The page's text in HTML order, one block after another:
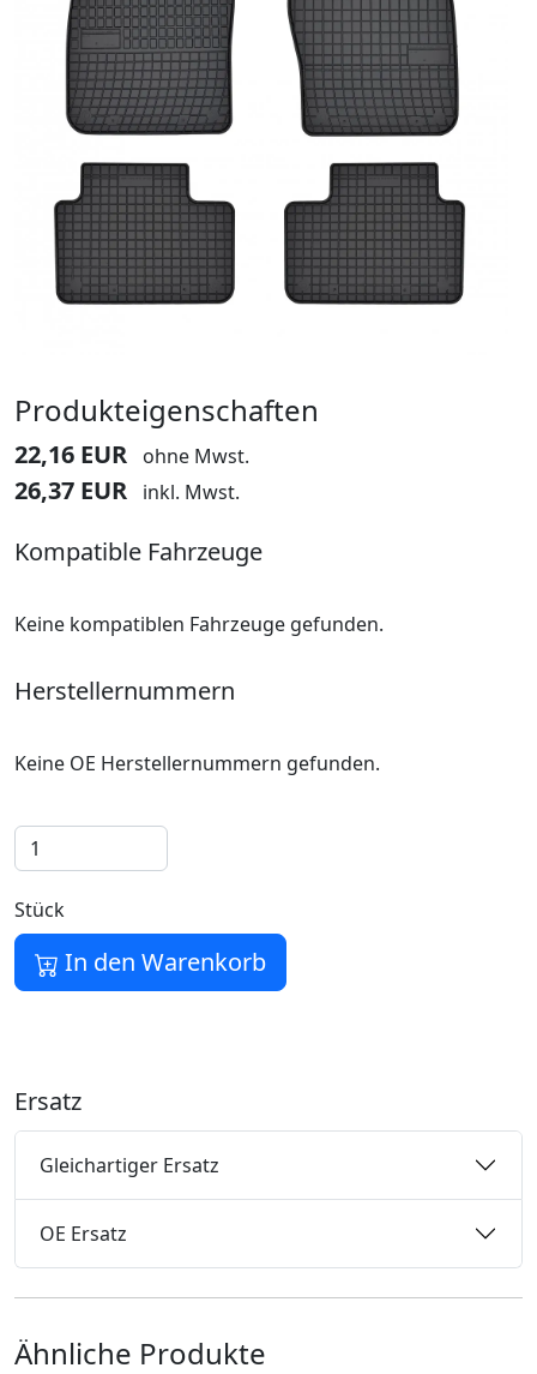
Produkteigenschaften
22,16 EUR ohne Mwst.
26,37 EUR inkl. Mwst.
Kompatible Fahrzeuge
Keine kompatiblen Fahrzeuge gefunden.
Herstellernummern
Keine OE Herstellernummern gefunden.
Stück
In den Warenkorb
Ersatz
Gleichartiger Ersatz
OE Ersatz
Ähnliche Produkte